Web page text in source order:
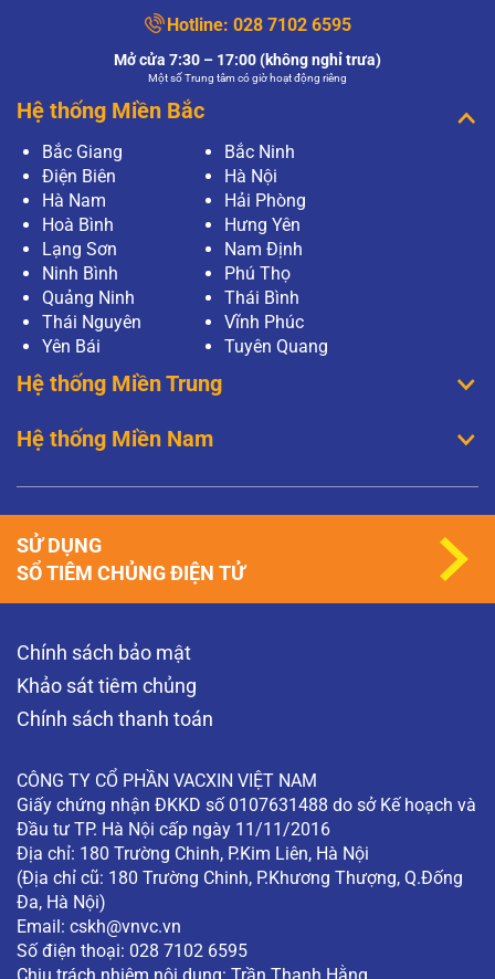
Hotline: 028 7102 6595
Mở cửa 7:30 – 17:00 (không nghỉ trưa)
Một số Trung tâm có giờ hoạt động riêng
Hệ thống Miền Bắc
Bắc Giang
Bắc Ninh
Điện Biên
Hà Nội
Hà Nam
Hải Phòng
Hoà Bình
Hưng Yên
Lạng Sơn
Nam Định
Ninh Bình
Phú Thọ
Quảng Ninh
Thái Bình
Thái Nguyên
Vĩnh Phúc
Yên Bái
Tuyên Quang
Hệ thống Miền Trung
Hệ thống Miền Nam
Chính sách bảo mật
Khảo sát tiêm chủng
Chính sách thanh toán
CÔNG TY CỔ PHẦN VACXIN VIỆT NAM
Giấy chứng nhận ĐKKD số 0107631488 do sở Kế hoạch và
Đầu tư TP. Hà Nội cấp ngày 11/11/2016
Địa chỉ: 180 Trường Chinh, P.Kim Liên, Hà Nội
(Địa chỉ cũ: 180 Trường Chinh, P.Khương Thượng, Q.Đống
Đa, Hà Nội)
Email: cskh@vnvc.vn
Số điện thoại: 028 7102 6595
SỬ DỤNG
SỔ TIÊM CHỦNG ĐIỆN TỬ